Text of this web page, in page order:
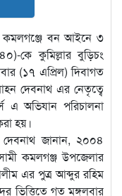
কমলগঞ্জে বন আইনে ৩
কে কুমিল্লার বুড়িচং
(১৭ এপ্রিল) দিবাগত
দেবনাথ এর নেতৃত্বে
অভিযান পরিচালনা
হয়।
জানান, ২০০৪
কমলগঞ্জ উপজেলার
এর পুত্র আব্দুর রহিম
ভিত্তিতে গত মঙ্গলবার